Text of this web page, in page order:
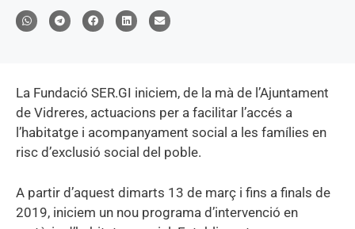
La Fundació SER.GI iniciem, de la mà de l’Ajuntament
de Vidreres, actuacions per a facilitar l’accés a
l’habitatge i acompanyament social a les famílies en
risc d’exclusió social del poble.
A partir d’aquest dimarts 13 de març i fins a finals de
2019, iniciem un nou programa d’intervenció en